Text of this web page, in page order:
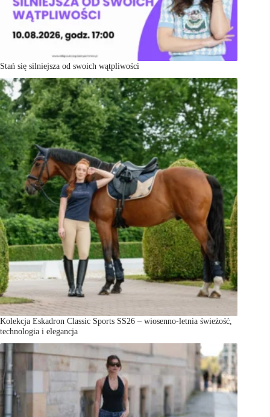
Stań się silniejsza od swoich wątpliwości
Kolekcja Eskadron Classic Sports SS26 – wiosenno-letnia świeżość,
technologia i elegancja